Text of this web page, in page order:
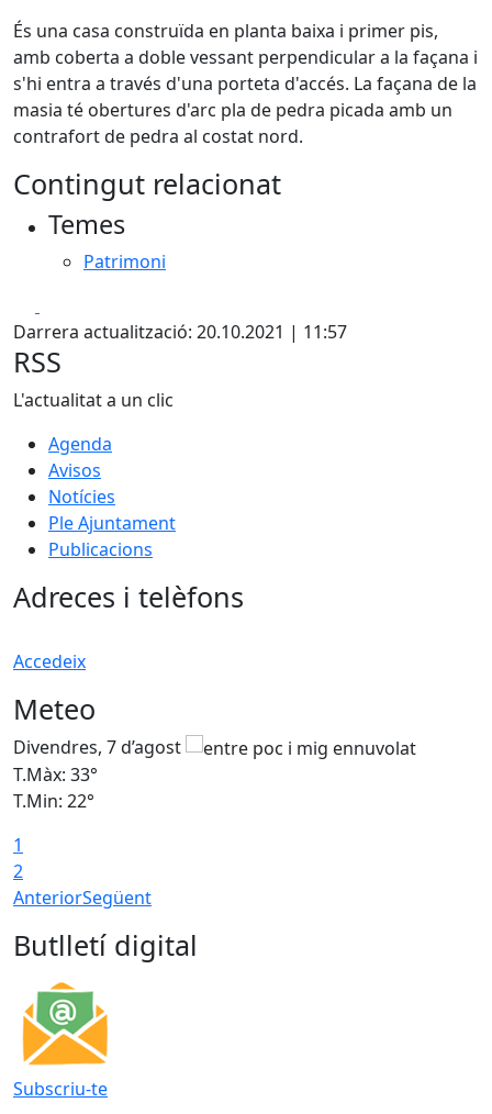
És una casa construïda en planta baixa i primer pis,
amb coberta a doble vessant perpendicular a la façana i
s'hi entra a través d'una porteta d'accés. La façana de la
masia té obertures d'arc pla de pedra picada amb un
contrafort de pedra al costat nord.
Contingut relacionat
Temes
Patrimoni
Darrera actualització: 20.10.2021 | 11:57
RSS
L'actualitat a un clic
Agenda
Avisos
Notícies
Ple Ajuntament
Publicacions
Adreces i telèfons
Accedeix
Meteo
Divendres, 7 d’agost
T.Màx: 33°
T.Min: 22°
1
2
AnteriorSegüent
Butlletí digital
Subscriu-te